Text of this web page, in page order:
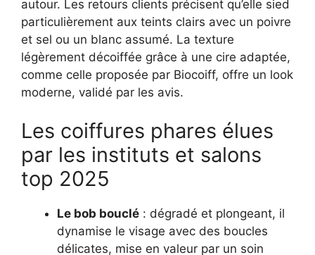
autour. Les retours clients précisent qu’elle sied
particulièrement aux teints clairs avec un poivre
et sel ou un blanc assumé. La texture
légèrement décoiffée grâce à une cire adaptée,
comme celle proposée par Biocoiff, offre un look
moderne, validé par les avis.
Les coiffures phares élues
par les instituts et salons
top 2025
Le bob bouclé : dégradé et plongeant, il
dynamise le visage avec des boucles
délicates, mise en valeur par un soin